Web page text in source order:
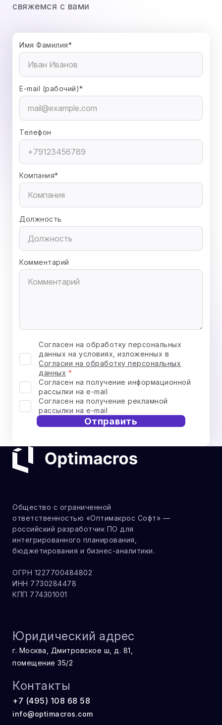
свяжемся с вами
Имя Фамилия*
E-mail (рабочий)*
Телефон
Компания*
Должность
Комментарий
Согласен на обработку персональных
данных на условиях, изложенных в
Согласии на обработку персональных
данных
Согласен на получение информационной
рассылки на e-mail
Согласен на получение рекламной
рассылки на e-mail
Отправить
Общество с ограниченной
ответственностью «Оптимакрос Софт» —
российский разработчик ПО для
интегрированного планирования,
бюджетирования и бизнес-аналитики.
ОГРН 1227700484802
ИНН 7730284478
КПП 774301001
Юридический адрес
г. Москва, Дмитровское ш, д. 81,
помещение 35/2
Контакты
+7 (495) 108 68 58
info@optimacros.com